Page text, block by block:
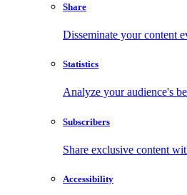
Share
Disseminate your content
Statistics
Analyze your audience's
Subscribers
Share exclusive content
Accessibility